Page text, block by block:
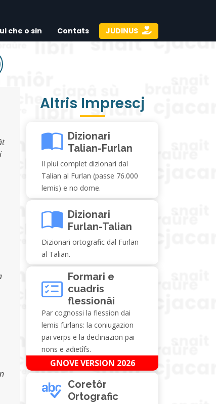
che o sin Contats JUDINUS
Altris Imprescj
Dizionari
Talian-Furlan
Il plui complet dizionari dal
Talian al Furlan (passe 76.000
lemis) e no dome.
Dizionari
Furlan-Talian
Dizionari ortografic dal Furlan
al Talian.
Formari e
cuadris
flessionâi
Par cognossi la flession dai
lemis furlans: la coniugazion
pai verps e la declinazion pai
nons e adietîfs.
GNOVE VERSION 2026
Coretôr
Ortografic